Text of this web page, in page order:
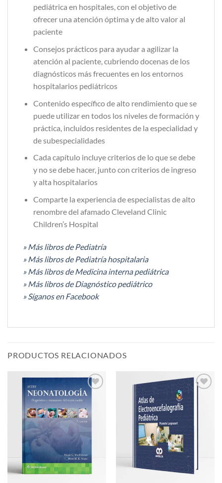
pediátrica en hospitales, con el objetivo de
ofrecer una atención óptima y de alto valor al
paciente
Consejos prácticos para ayudar a agilizar la
atención al paciente, cubriendo docenas de los
diagnósticos más frecuentes en los entornos
hospitalarios pediátricos
Contenido específico de alto rendimiento que se
puede utilizar en todos los niveles de formación y
práctica, incluidos residentes de la especialidad y
de subespecialidades
Cada capítulo incluye criterios de lo que se debe
y no se debe hacer, junto con criterios de ingreso
y alta hospitalarios
Comparte la experiencia de especialistas de alto
renombre del afamado Cleveland Clinic
Children’s Hospital
» Más libros de Pediatría
» Más libros de Pediatría hospitalaria
» Más libros de Medicina interna pediátrica
» Más libros de Diagnóstico pediátrico
»Síganos en Facebook
PRODUCTOS RELACIONADOS
Añadir
lista de
deseos